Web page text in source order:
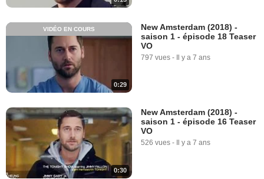
0:29
VIDÉO EN COURS
New Amsterdam (2018) -
saison 1 - épisode 18 Teaser
VO
797 vues - Il y a 7 ans
0:30
New Amsterdam (2018) -
saison 1 - épisode 16 Teaser
VO
526 vues - Il y a 7 ans